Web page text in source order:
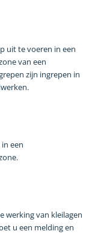
uit te voeren in een
van een
zijn ingrepen in
een
werking van kleilagen
u een melding en